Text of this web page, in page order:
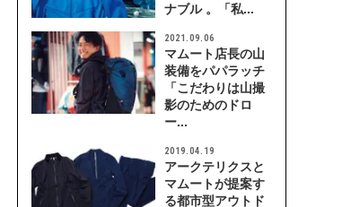
ナブル 。「私...
2021.09.06
マムート店長の山
装備をパパラッチ
「こだわりは山撮
影のためのドロ
ー...
2019.04.19
アークテリクスと
マムートが提案す
る都市型アウトド